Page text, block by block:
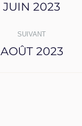
Article
:
JUIN 2023
SUIVANT
Article
AOÛT 2023